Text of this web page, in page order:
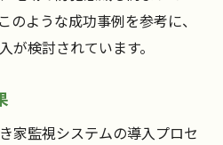
のような成功事例を参考に、
が検討されています。
家監視システムの導入プロセ